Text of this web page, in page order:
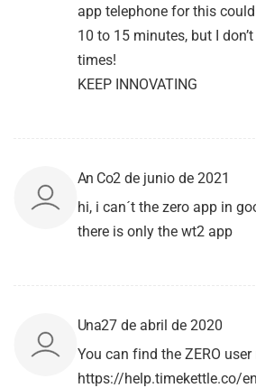
app telephone for this
10 to 15 minutes, but I
times!
KEEP INNOVATING
An Co2 de junio de 2021
hi, i can´t the zero app in
there is only the wt2 app
Una27 de abril de 2020
You can find the ZERO
https://help.timekettle.co/